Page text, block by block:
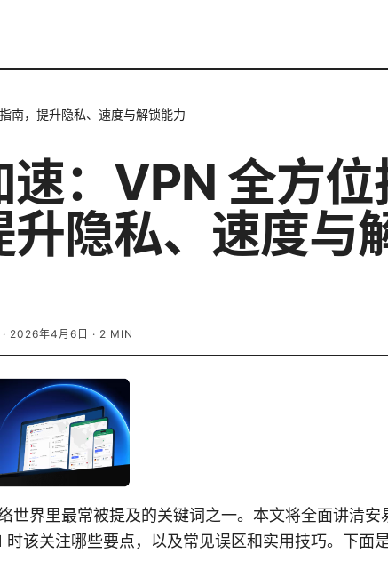
南，提升隐私、速度与解锁能力
速：VPN 全方位
升隐私、速度与
· 2026年4月6日 · 2 MIN
世界里最常被提及的关键词之一。本文将全面讲清安
时该关注哪些要点，以及常见误区和实用技巧。下面